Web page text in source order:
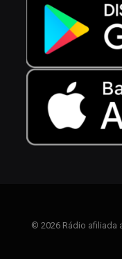
© 2026 Rádio afiliada